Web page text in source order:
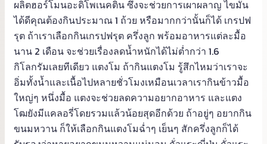
ผลิตฮอร์โมนอะดิโพเนคติน ซึ่งจะช่วยการเผาผลาญ ไขมัน
ได้ดีคุณต้องกินประมาณ 1 ถ้วย หรือมากกว่านั้นก็ได้ เกรปฟ
รุต ถ้าเราเลือกกินเกรปฟรุต ครึ่งลูก พร้อมอาหารแต่ละมื้อ
นาน 2 เดือน จะช่วยเรื่องลดน้ำหนักได้ไม่ต่ำกว่า 1.6
กิโลกรัมเลยทีเดียว แตงโม ถ้ากินแตงโม รู้สึกไหมว่าเราจะ
อิ่มทั้งน้ำและเนื้อไปหลายชั่วโมงเหมือนเวลาเรากินข้าวมื้อ
ใหญ่ๆ หนึ่งมื้อ แตงจะช่วยลดความอยากอาหาร และแตง
โฒยังมีแคลอรี่โดยรวมแล้วน้อยสุดอีกด้วย ถ้าอยู่ๆ อยากกิน
ขนมหวาน ก็ให้เลือกกินแตงโมฉ่ำๆ เย็นๆ สักครึ่งลูกก็ได้